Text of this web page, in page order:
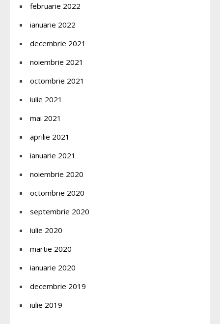
februarie 2022
ianuarie 2022
decembrie 2021
noiembrie 2021
octombrie 2021
iulie 2021
mai 2021
aprilie 2021
ianuarie 2021
noiembrie 2020
octombrie 2020
septembrie 2020
iulie 2020
martie 2020
ianuarie 2020
decembrie 2019
iulie 2019